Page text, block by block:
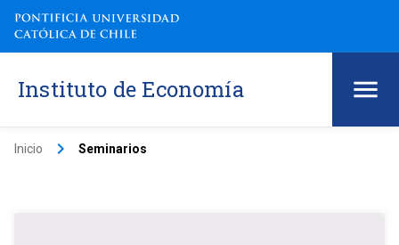
Instituto de Economía
Inicio keyboard_arrow_right Seminarios